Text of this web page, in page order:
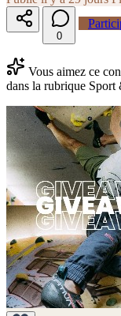
0
Vous aimez ce
dans la rubrique Sport